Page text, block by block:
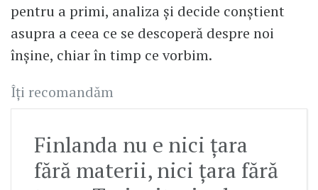
pentru a primi, analiza şi decide conştient
asupra a ceea ce se descoperă despre noi
înşine, chiar în timp ce vorbim.
Îți recomandăm
Finlanda nu e nici țara
fără materii, nici țara fără